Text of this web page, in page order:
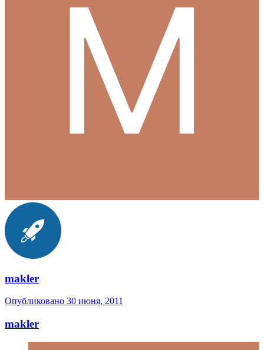
makler
Опубликовано 30 июня, 2011
makler